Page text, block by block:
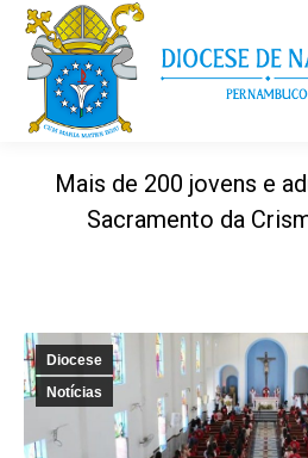
Mais de 200 jovens e
Sacramento da
Diocese
Notícias